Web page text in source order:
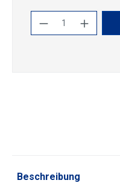
Produkt
Beschreibung